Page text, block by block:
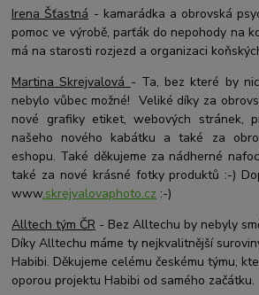
Irena Šťastná - kamarádka a obrovská
pomoc ve výrobě, parťák do nepohody na
má na starosti rozjezd a organizaci
Martina Skrejvalová - Ta, bez které by
nebylo vůbec možné! Veliké díky za
nové grafiky etiket, webových stránek,
našeho nového kabátku a také za
eshopu. Také děkujeme za nádherné
také za nové krásné fotky produktů :-)
www.skrejvalovaphoto.cz :-)
Alltech tým ČR - Bez Alltechu by nebyly
Díky Alltechu máme ty nejkvalitnější
Habibi. Děkujeme celému českému týmu,
oporou projektu Habibi od samého začátku.